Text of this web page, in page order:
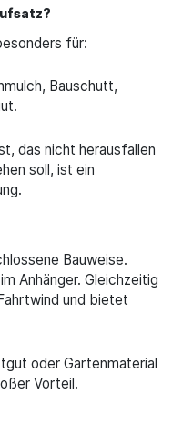
für:
Bauschutt,
das nicht herausfallen
soll, ist ein
Bauweise.
Anhänger. Gleichzeitig
und bietet
oder Gartenmaterial
Vorteil.